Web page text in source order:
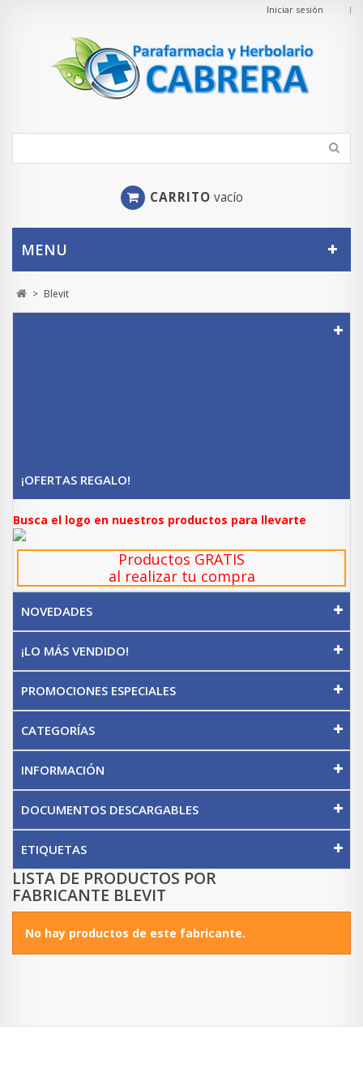
Iniciar sesión
CARRITO vacío
MENU
> Blevit
¡OFERTAS REGALO!
Busca el logo en nuestros productos para llevarte
Productos GRATIS
al realizar tu compra
NOVEDADES
¡LO MÁS VENDIDO!
PROMOCIONES ESPECIALES
CATEGORÍAS
INFORMACIÓN
DOCUMENTOS DESCARGABLES
ETIQUETAS
LISTA DE PRODUCTOS POR
FABRICANTE BLEVIT
No hay productos de este fabricante.